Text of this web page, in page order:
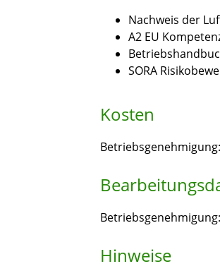
Nachweis der
A2 EU
SORA
Kosten
Hinweise